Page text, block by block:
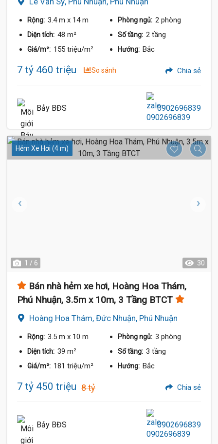
Rộng: 3.4 m x 14 m Phòng ngủ: 2 phòng
Diện tích: 48 m² Số tầng: 2 tầng
Giá/m²: 155 triệu/m² Hướng: Bắc
7 tỷ 460 triệu So sánh Chia sẻ
Bảy BĐS 0902696839
Hẻm Xe Hơi (4 m)
1 / 6 30
Bán nhà hẻm xe hơi, Hoàng Hoa Thám,
Phú Nhuận, 3.5m x 10m, 3 Tầng BTCT
Hoàng Hoa Thám, Đức Nhuận, Phú Nhuận
Rộng: 3.5 m x 10 m Phòng ngủ: 3 phòng
Diện tích: 39 m² Số tầng: 3 tầng
Giá/m²: 181 triệu/m² Hướng: Bắc
7 tỷ 450 triệu 8 tỷ Chia sẻ
Bảy BĐS 0902696839